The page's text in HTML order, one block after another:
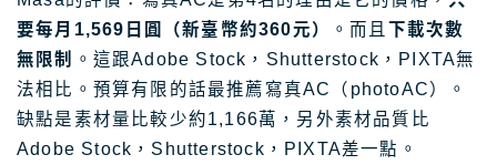
要每月1,569日圓（新臺幣約360元）
。而且 下載次數
無限制
。這跟Adobe Stock，Shutterstock，PIXTA無
法相比。預算有限的話最推薦寫真AC（photoAC）。
缺點是素材量比較少約1,166萬，另外素材品質比
Adobe Stock，Shutterstock，PIXTA差一點。